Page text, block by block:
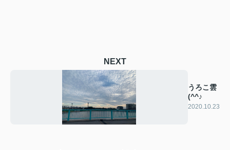
NEXT
うろこ雲
(^^♪
2020.10.23